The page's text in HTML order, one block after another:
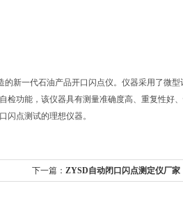
新一代石油产品开口闪点仪。仪器采用了微
检功能，该仪器具有测量准确度高、重复性好
闪点测试的理想仪器。
下一篇： ZYSD自动闭口闪点测定仪厂家